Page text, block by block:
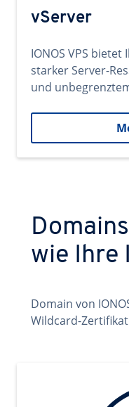
vServer
IONOS VPS
starker Server-
und
wie Ihre
Domain von
Wildcard-